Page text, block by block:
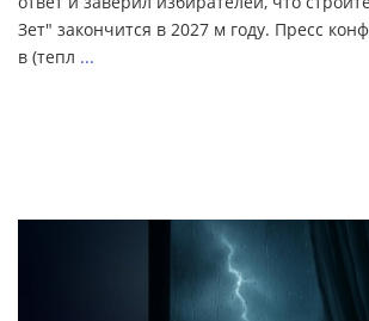
Зет" закончится в 2027 м году. Пресс
в (тепл ...